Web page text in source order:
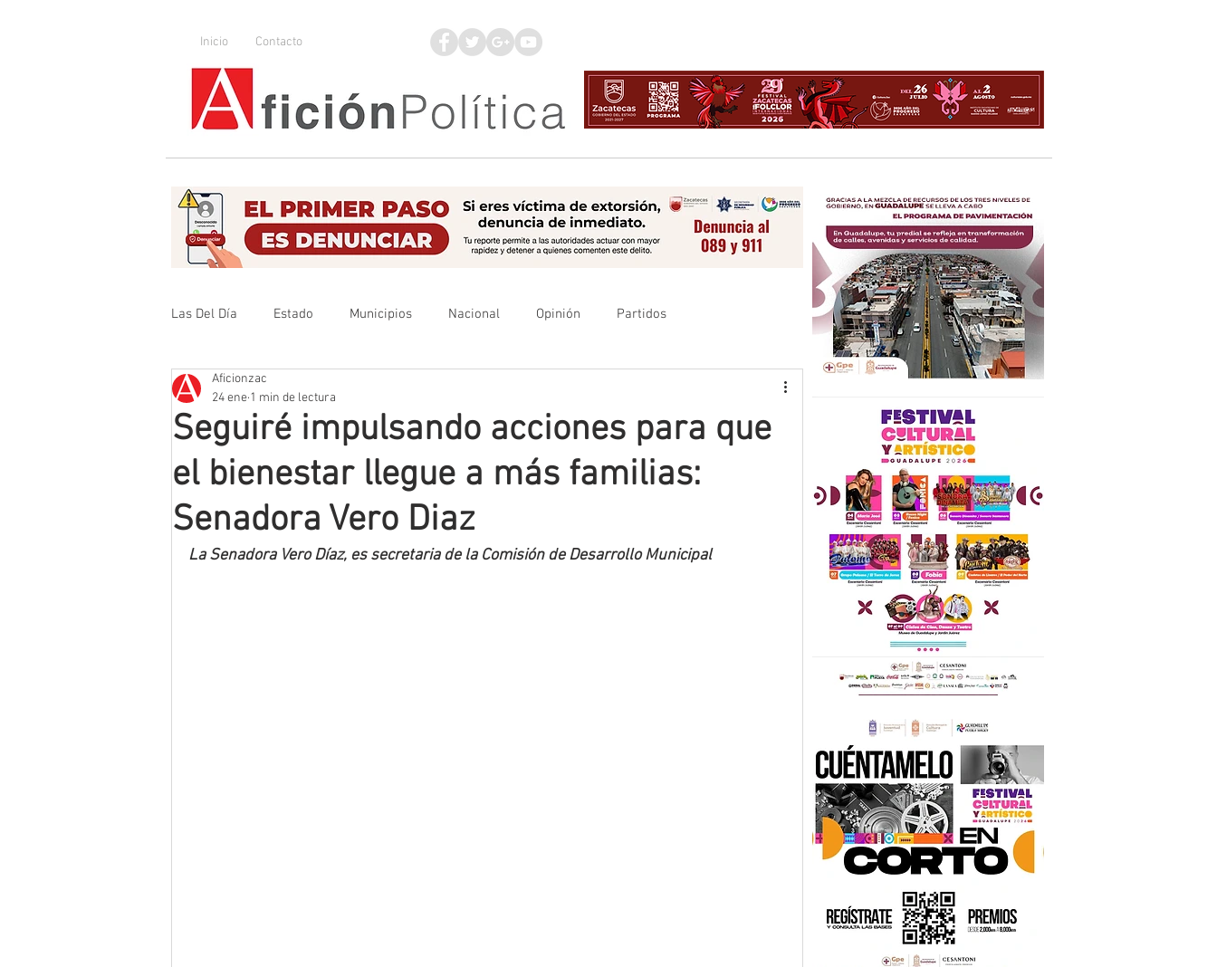
Inicio Contacto
Las Del Día Estado Municipios Nacional Opinión Partidos
Que no se olvide
Mineros LNBP
Seguiré impulsando acciones para que
el bienestar llegue a más familias:
Senadora Vero Diaz
Aficionzac
24 ene 1 min de lectura
La Senadora Vero Díaz, es secretaria de la Comisión de Desarrollo Municipal